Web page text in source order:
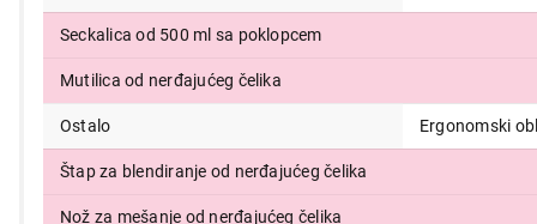
Seckalica od 500 ml sa poklopcem
Mutilica od nerđajućeg čelika
Ostalo Ergonomski
Štap za blendiranje od nerđajućeg čelika
Nož za mešanje od nerđajućeg čelika